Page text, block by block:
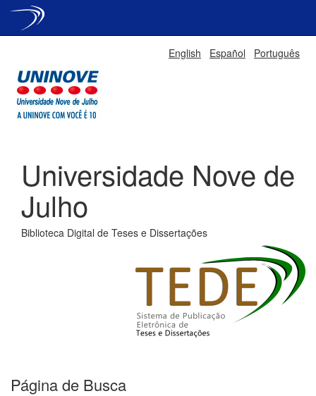
English Español Português
Universidade Nove de
Julho
Biblioteca Digital de Teses e Dissertações
Página de Busca